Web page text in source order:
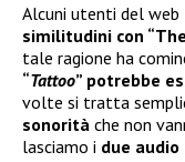
Alcuni utenti del web
similitudini con
tale ragione ha
“Tattoo” potrebbe
volte si tratta
sonorità che non
lasciamo i due